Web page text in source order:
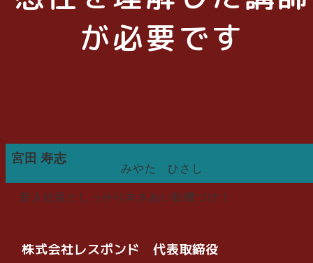
が必要です
宮田 寿志
みやた ひさし
新入社員としっかり向きあい動機づけ！
株式会社レスポンド 代表取締役